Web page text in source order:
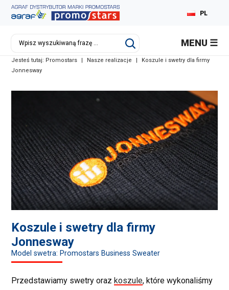
PL
MENU
Jesteś tutaj: Promostars | Nasze realizacje |
Koszule i swetry dla firmy
Jonnesway
Koszule i swetry dla firmy
Jonnesway
Model swetra: Promostars Business Sweater
Przedstawiamy swetry oraz koszule, które wykonaliśmy